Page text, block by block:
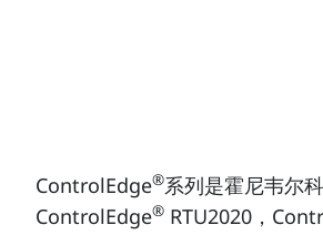
ControlEdge®系列是霍尼韦尔
ControlEdge® RTU2020，